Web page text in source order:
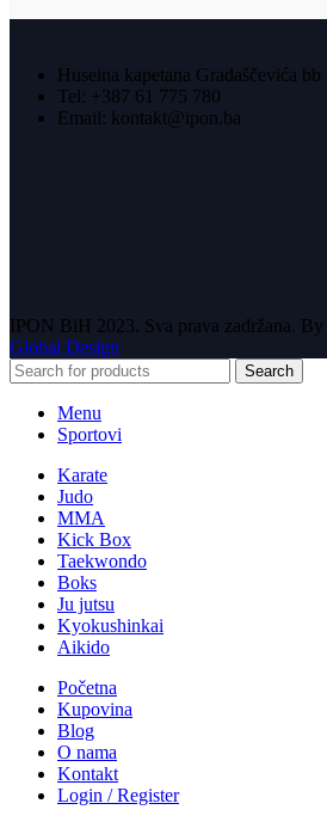
Huseina kapetana Gradaščevića bb
Tel: +387 61 775 780
Email: kontakt@ipon.ba
IPON BiH 2023. Sva prava zadržana. By
Global Design
Search
Menu
Sportovi
Karate
Judo
MMA
Kick Box
Taekwondo
Boks
Ju jutsu
Kyokushinkai
Aikido
Početna
Kupovina
Blog
O nama
Kontakt
Login / Register